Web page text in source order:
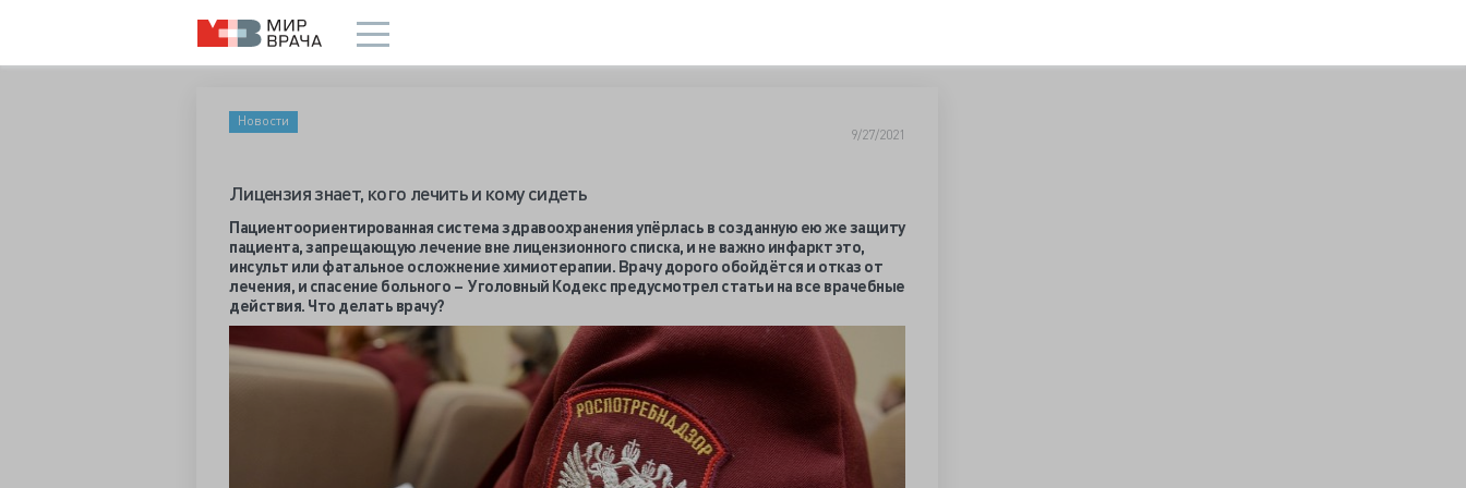
Новости
9/27/2021
Лицензия знает, кого лечить и кому сидеть
Пациентоориентированная система здравоохранения упёрлась в созданную ею же защиту
пациента, запрещающую лечение вне лицензионного списка, и не важно инфаркт это,
инсульт или фатальное осложнение химиотерапии. Врачу дорого обойдётся и отказ от
лечения, и спасение больного – Уголовный Кодекс предусмотрел статьи на все врачебные
действия. Что делать врачу?